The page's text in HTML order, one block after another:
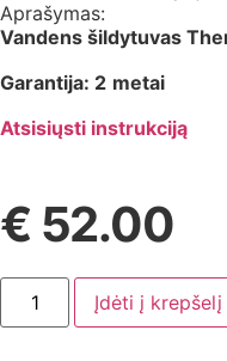
Aprašymas:
Vandens šildytuvas
Garantija: 2 metai
Atsisiųsti instrukciją
€ 52.00
Įdėti į krepšelį